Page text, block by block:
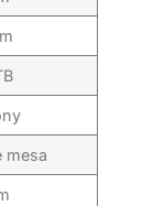
mesa